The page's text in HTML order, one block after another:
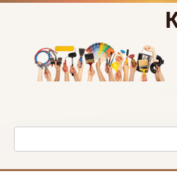
Перейти
Поиск: